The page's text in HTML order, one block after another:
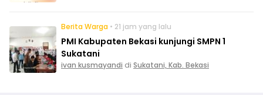
Berita Warga • 21 jam yang lalu
PMI Kabupaten Bekasi kunjungi SMPN 1
Sukatani
ivan kusmayandi di Sukatani, Kab. Bekasi